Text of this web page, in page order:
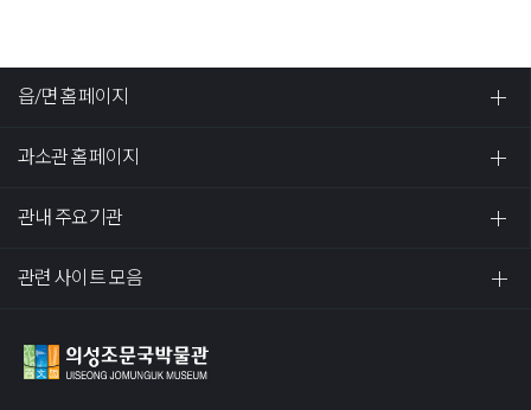
읍/면 홈페이지
과소관 홈페이지
관내 주요기관
관련 사이트 모음